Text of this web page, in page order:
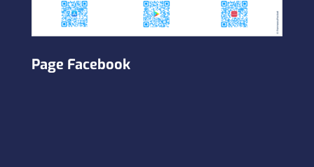
Page Facebook